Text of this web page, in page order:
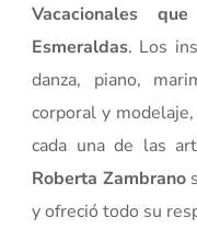
Vacacionales
Esmeraldas. Los
danza, piano,
corporal y
cada una de las
Roberta Zambrano
y ofreció todo su